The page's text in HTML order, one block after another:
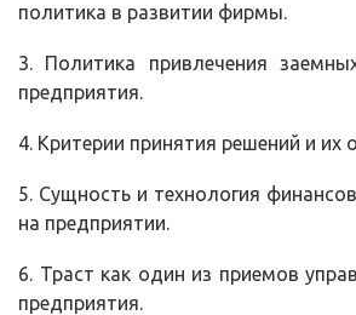
политика в развитии фирмы.
3. Политика привлечения
предприятия.
4. Критерии принятия решений и их
5. Сущность и технология
на предприятии.
6. Траст как один из приемов
предприятия.